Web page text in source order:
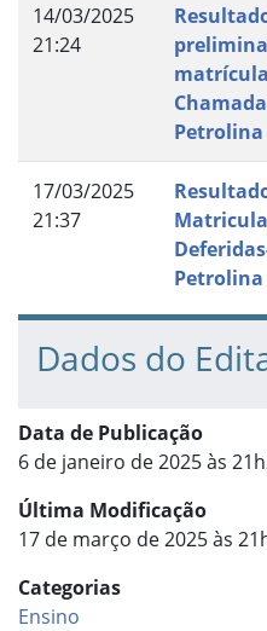
14/03/2025
21:24
Petrolina
17/03/2025
21:37
Petrolina
Dados do
Data de Publicação
6 de janeiro de 2025 às
Última Modificação
17 de março de 2025 às
Categorias
Ensino